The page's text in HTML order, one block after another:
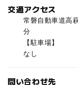
交通アクセス
常磐自動車道高
分
【駐車場】
なし
問い合わせ先